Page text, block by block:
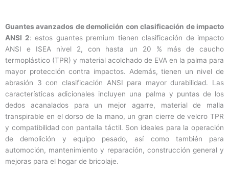
Guantes avanzados de demolición con clasificación de impacto
ANSI 2: estos guantes premium tienen clasificación de impacto
ANSI e ISEA nivel 2, con hasta un 20 % más de caucho
termoplástico (TPR) y material acolchado de EVA en la palma para
mayor protección contra impactos. Además, tienen un nivel de
abrasión 3 con clasificación ANSI para mayor durabilidad. Las
características adicionales incluyen una palma y puntas de los
dedos acanalados para un mejor agarre, material de malla
transpirable en el dorso de la mano, un gran cierre de velcro TPR
y compatibilidad con pantalla táctil. Son ideales para la operación
de demolición y equipo pesado, así como también para
automoción, mantenimiento y reparación, construcción general y
mejoras para el hogar de bricolaje.